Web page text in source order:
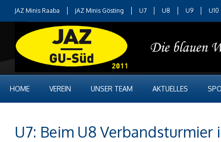
JAZ Minis Raaba JAZ Minis Gösting U7 U8 U9 U10
HOME VEREIN UNSER TEAM AKTUELLES
U7: Beim U8 Verbandsturmier